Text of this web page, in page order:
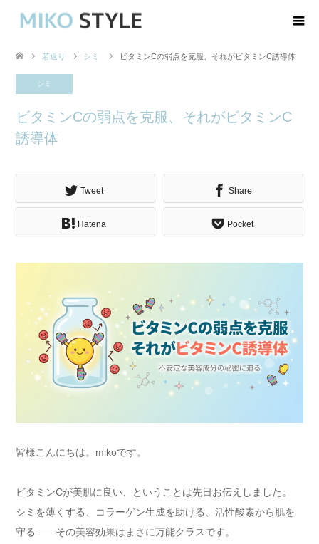
若返り シミ ビタミンCの弱点を克服、それがビタミンC誘導体
シミ
ビタミンCの弱点を克服、それがビタミンC
誘導体
Tweet Share
Hatena Pocket
皆様こんにちは。mikoです。
ビタミンCが美肌に良い、ということは先日お伝えしました。
シミを薄くする、コラーゲン生成を助ける、活性酸素から肌を
守る——その美容効果はまさに万能クラスです。